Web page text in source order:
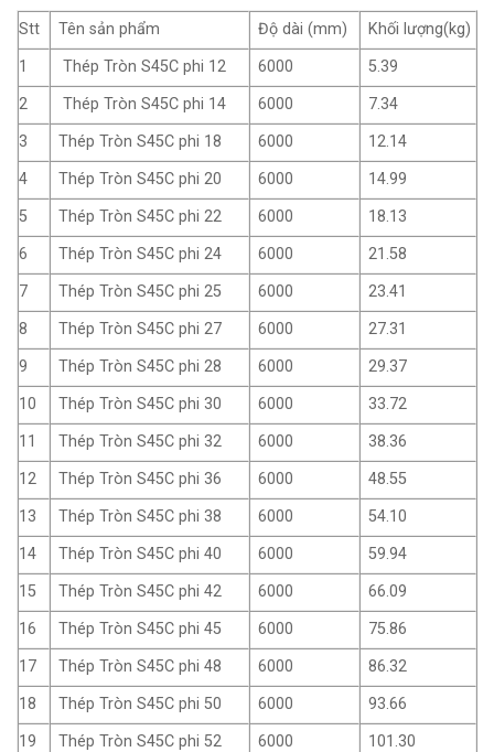
Stt Tên sản phẩm Độ dài (mm)
Khối lượng(kg)
1
Thép Tròn S45C phi 12 6000
5.39
2
Thép Tròn S45C phi 14 6000
7.34
3
Thép Tròn S45C phi 18 6000
12.14
4
Thép Tròn S45C phi 20 6000
14.99
5
Thép Tròn S45C phi 22 6000
18.13
6
Thép Tròn S45C phi 24 6000
21.58
7
Thép Tròn S45C phi 25 6000
23.41
8
Thép Tròn S45C phi 27 6000
27.31
9
Thép Tròn S45C phi 28 6000
29.37
10
Thép Tròn S45C phi 30 6000
33.72
11
Thép Tròn S45C phi 32 6000
38.36
12
Thép Tròn S45C phi 36 6000
48.55
13
Thép Tròn S45C phi 38 6000
54.10
14
Thép Tròn S45C phi 40 6000
59.94
15
Thép Tròn S45C phi 42 6000
66.09
16
Thép Tròn S45C phi 45 6000
75.86
17
Thép Tròn S45C phi 48 6000
86.32
18
Thép Tròn S45C phi 50 6000
93.66
19
Thép Tròn S45C phi 52 6000 101.30